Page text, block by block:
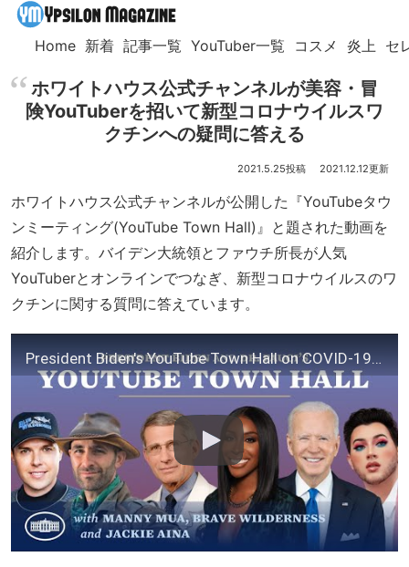
Home 新着 記事一覧 YouTuber一覧 コスメ 炎上 セ
ホワイトハウス公式チャンネルが美容・冒
険YouTuberを招いて新型コロナウイルスワ
クチンへの疑問に答える
2021.5.25 2021.12.12
ホワイトハウス公式チャンネルが公開した『YouTubeタウ
ンミーティング(YouTube Town Hall)』と題された動画を
紹介します。バイデン大統領とファウチ所長が人気
YouTuberとオンラインでつなぎ、新型コロナウイルスのワ
クチンに関する質問に答えています。
President Biden's YouTube Town Hall on COVID-19 Vaccination